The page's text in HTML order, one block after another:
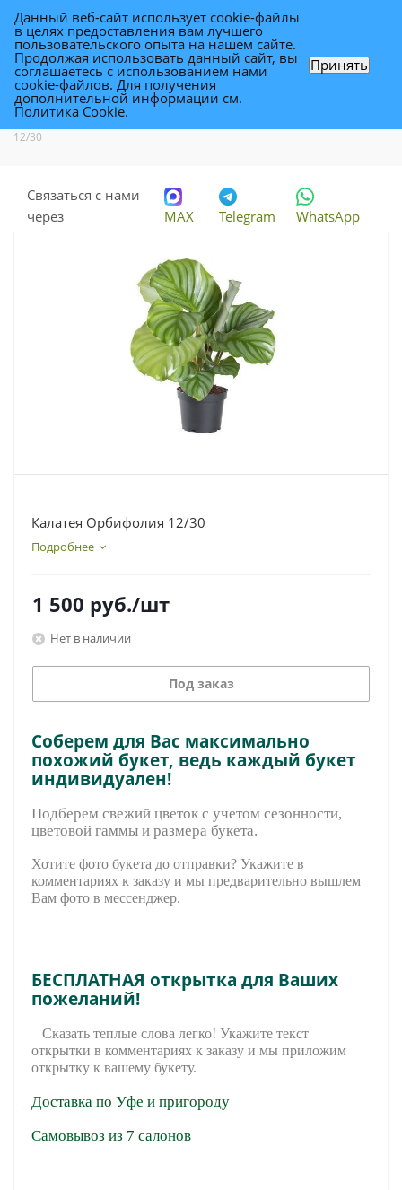
Калатея Орбифолия 12/30
Каталог - Растения -
12/30
Связаться с нами
через
MAX Telegram WhatsApp
Калатея Орбифолия 12/30
Подробнее
1 500 руб./шт
Нет в наличии
Под заказ
Соберем для Вас максимально
похожий букет, ведь каждый букет
индивидуален!
Подберем свежий цветок с учетом сезонности,
цветовой гаммы и размера букета.
Хотите фото букета до отправки? Укажите в
комментариях к заказу и мы предварительно вышлем
Вам фото в мессенджер.
БЕСПЛАТНАЯ открытка для Ваших
пожеланий!
Сказать теплые слова легко! Укажите текст
открытки в комментариях к заказу и мы приложим
открытку к вашему букету.
Доставка по Уфе и пригороду
Самовывоз из 7 салонов
Данный веб-сайт использует cookie-файлы
в целях предоставления вам лучшего
пользовательского опыта на нашем сайте.
Продолжая использовать данный сайт, вы
соглашаетесь с использованием нами
cookie-файлов. Для получения
дополнительной информации см.
Политика Cookie.
Принять